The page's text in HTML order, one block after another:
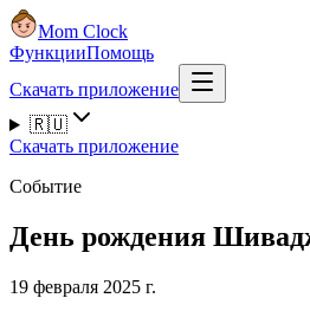
Mom Clock
ФункцииПомощь
Скачать приложение
🇷🇺
Скачать приложение
Событие
День рождения
19 февраля 2025 г.